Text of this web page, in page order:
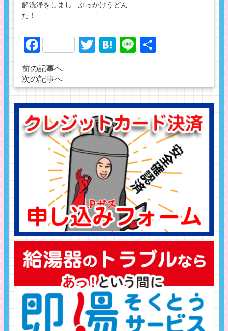
解洗浄をしまし
た！
ぶっかけうどん
FacebookTwitter
Hatena
Line
前の記事へ
次の記事へ